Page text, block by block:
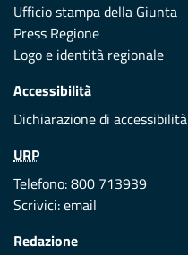
Ufficio stampa della Giunta
Press Regione
Logo e identità regionale
Accessibilità
Dichiarazione di accessibilità
URP
Telefono: 800 713939
Scrivici:email
Redazione